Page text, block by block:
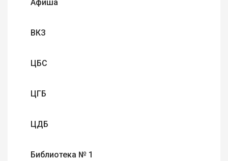
Афиша
ВКЗ
ЦБС
ЦГБ
ЦДБ
Библиотека № 1